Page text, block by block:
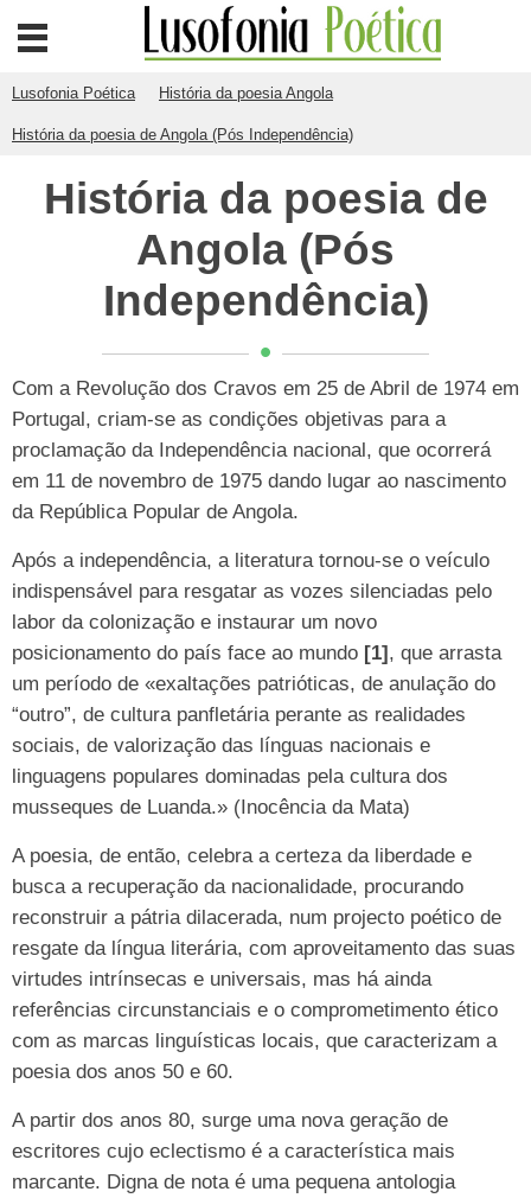
Lusofonia Poética História da poesia Angola
História da poesia de Angola (Pós Independência)
História da poesia de
Angola (Pós
Independência)
Com a Revolução dos Cravos em 25 de Abril de 1974 em
Portugal, criam-se as condições objetivas para a
proclamação da Independência nacional, que ocorrerá
em 11 de novembro de 1975 dando lugar ao nascimento
da República Popular de Angola.
Após a independência, a literatura tornou-se o veículo
indispensável para resgatar as vozes silenciadas pelo
labor da colonização e instaurar um novo
posicionamento do país face ao mundo [1], que arrasta
um período de «exaltações patrióticas, de anulação do
“outro”, de cultura panfletária perante as realidades
sociais, de valorização das línguas nacionais e
linguagens populares dominadas pela cultura dos
musseques de Luanda.» (Inocência da Mata)
A poesia, de então, celebra a certeza da liberdade e
busca a recuperação da nacionalidade, procurando
reconstruir a pátria dilacerada, num projecto poético de
resgate da língua literária, com aproveitamento das suas
virtudes intrínsecas e universais, mas há ainda
referências circunstanciais e o comprometimento ético
com as marcas linguísticas locais, que caracterizam a
poesia dos anos 50 e 60.
A partir dos anos 80, surge uma nova geração de
escritores cujo eclectismo é a característica mais
marcante. Digna de nota é uma pequena antologia